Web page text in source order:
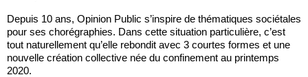
Depuis 10 ans, Opinion Public s’inspire de thématiques sociétales
pour ses chorégraphies. Dans cette situation particulière, c’est
tout naturellement qu’elle rebondit avec 3 courtes formes et une
nouvelle création collective née du confinement au printemps
2020.